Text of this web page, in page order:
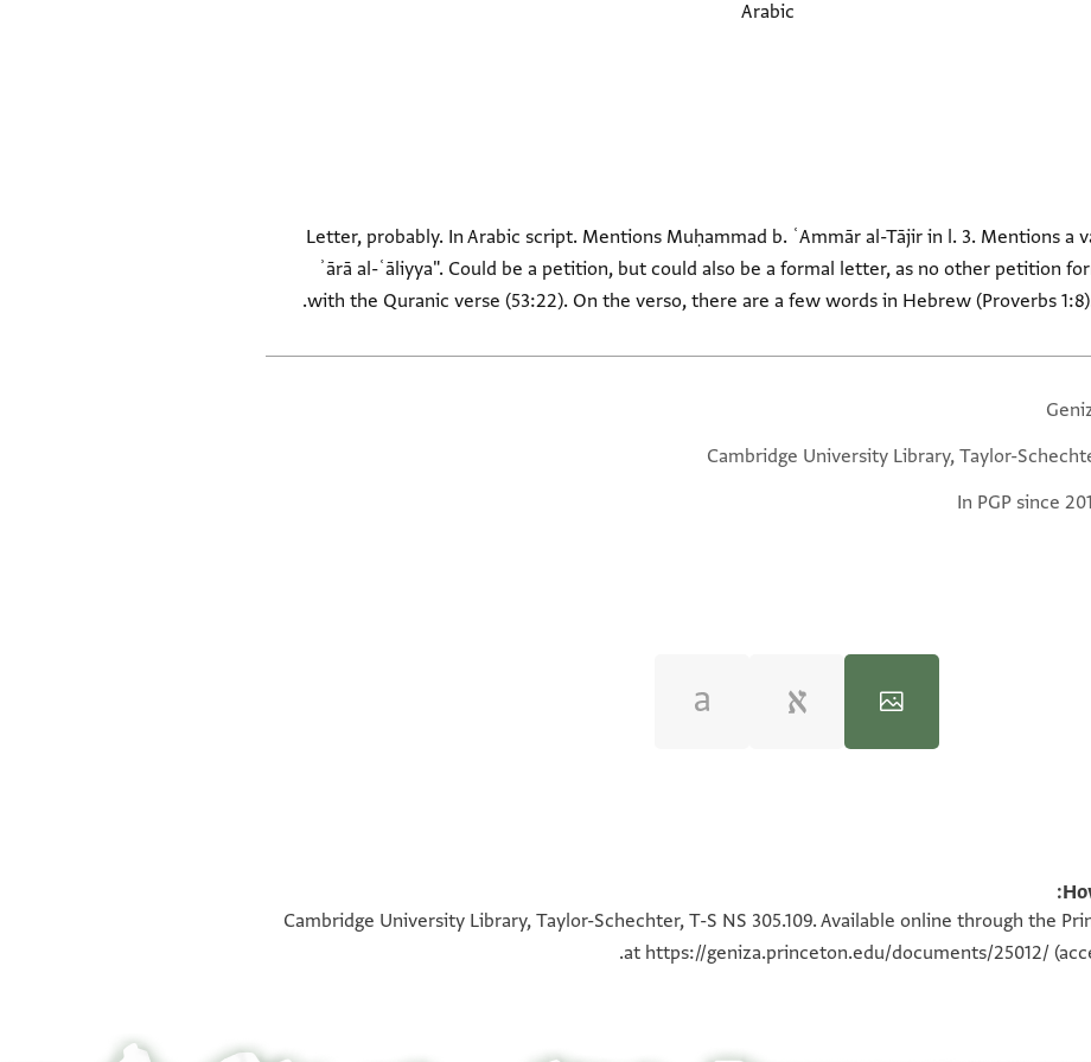
Arabic
Letter, probably. In Arabic script. Mentions Muḥammad b. ʿAmmār al-Tājir in l. 3. Mentions a
ʾārā al-ʿāliyya". Could be a petition, but could also be a formal letter, as no other petition
with the Quranic verse (53:22). On the verso, there are a few words in Hebrew (Proverbs
Cambridge University Library, Taylor-
In PGP since
Cambridge University Library, Taylor-Schechter, T-S NS 305.109. Available online through the
at https://geniza.princeton.edu/documents/25012/